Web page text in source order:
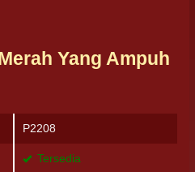
Yang Ampuh
P2208
Tersedia